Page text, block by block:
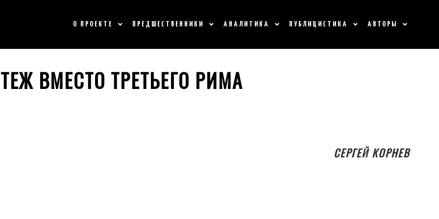
О ПРОЕКТЕ ПРЕДШЕСТВЕННИКИ АНАЛИТИКА ПУБЛИЦИСТИКА АВТОРЫ
ВМЕСТО ТРЕТЬЕГО РИМА
СЕРГЕЙ КОРНЕВ